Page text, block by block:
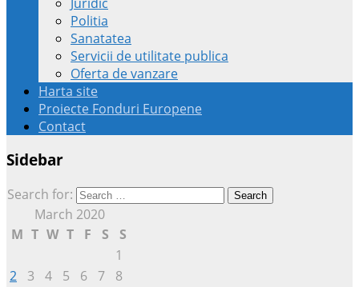
Politia
Sanatatea
Servicii de utilitate publica
Oferta de vanzare
Harta site
Proiecte Fonduri Europene
Contact
Sidebar
Search for:
March 2020
M T W T F S
S
1
2
3 4 5 6 7
8